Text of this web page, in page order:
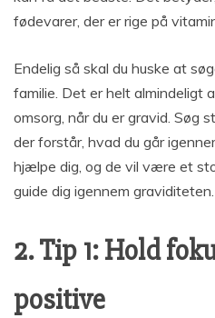
fødevarer, der er rige på
Endelig så skal du huske at
familie. Det er helt almindeligt
omsorg, når du er gravid. Søg
der forstår, hvad du går
hjælpe dig, og de vil være et
guide dig igennem graviditeten.
2. Tip 1: Hold
positive